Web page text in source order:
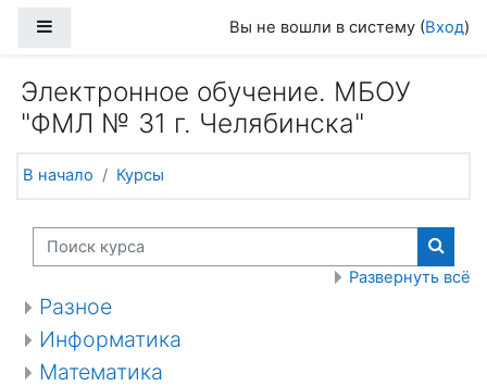
Вы не вошли в систему (Вход)
Электронное обучение. МБОУ
"ФМЛ № 31 г. Челябинска"
В начало Курсы
Поиск курса
Поиск
Развернуть всё
Разное
Информатика
Математика